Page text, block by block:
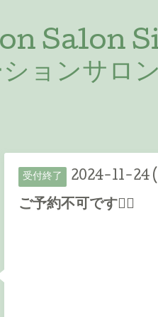
Salon
ョンサロン
受付終了 2024-11-24 (
ご予約不可です🙇‍♂️